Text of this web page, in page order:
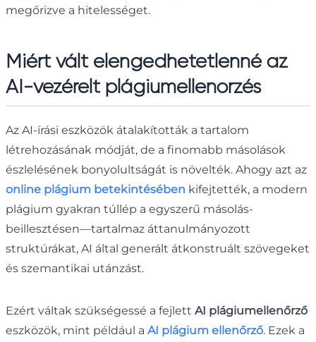
megőrizve a hitelességet.
Miért vált elengedhetetlenné az
AI-vezérelt plágiumellenőrzés
Az AI-írási eszközök átalakították a tartalom
létrehozásának módját, de a finomabb másolások
észlelésének bonyolultságát is növelték. Ahogy azt az
online plágium betekintésében kifejtették, a modern
plágium gyakran túllép a egyszerű másolás-
beillesztésen—tartalmaz áttanulmányozott
struktúrákat, AI által generált átkonstruált szövegeket
és szemantikai utánzást.
Ezért váltak szükségessé a fejlett AI plágiumellenőrző
eszközök, mint például a AI plágium ellenőrző. Ezek a